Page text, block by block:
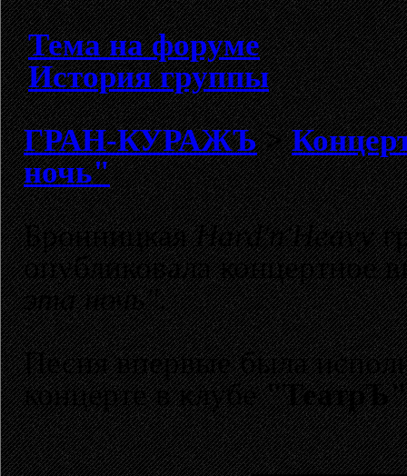
Тема на форуме
История группы
ГРАН-КУРАЖЪ>
ночь"
БронницкаяHard'n'Heavy
опубликовала концертное
эта ночь".
Песня впервые была
концерте в клубе"ТеатрЪ"